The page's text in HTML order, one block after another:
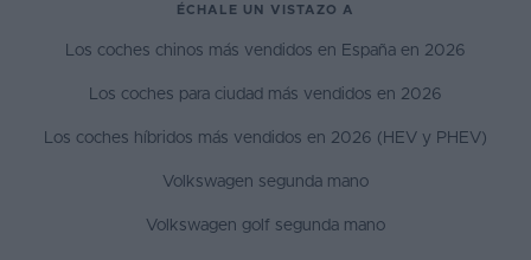
ÉCHALE UN VISTAZO A
Los coches chinos más vendidos en España en 2026
Los coches para ciudad más vendidos en 2026
Los coches híbridos más vendidos en 2026 (HEV y PHEV)
Volkswagen segunda mano
Volkswagen golf segunda mano